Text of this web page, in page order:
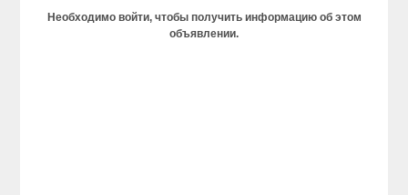
Необходимо войти, чтобы получить информацию об этом
объявлении.